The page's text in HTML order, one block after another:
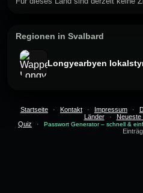
Regionen in Svalbard
Longyearbyen
Startseite · Kontakt · Impressum ·
Länder
· Neueste
Quiz
· Passwort Generator – schnell &